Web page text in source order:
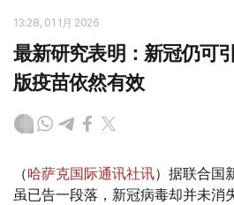
13:28, 01 1月 2026
最新研究表明：新冠仍可
版疫苗依然有效
（哈萨克国际通讯社讯）据联合国
虽已告一段落，新冠病毒却并未消